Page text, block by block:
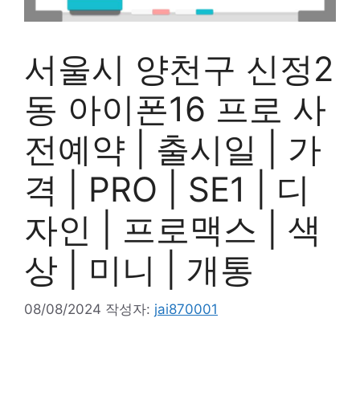
서울시 양천구 신정2
동 아이폰16 프로 사
전예약 | 출시일 | 가
격 | PRO | SE1 | 디
자인 | 프로맥스 | 색
상 | 미니 | 개통
08/08/2024 작성자: jai870001